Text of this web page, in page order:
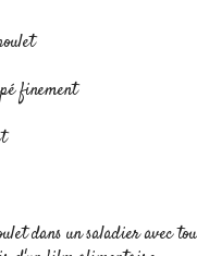
finement
dans un saladier avec